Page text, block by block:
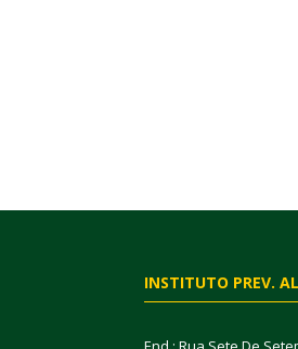
INSTITUTO PREV.